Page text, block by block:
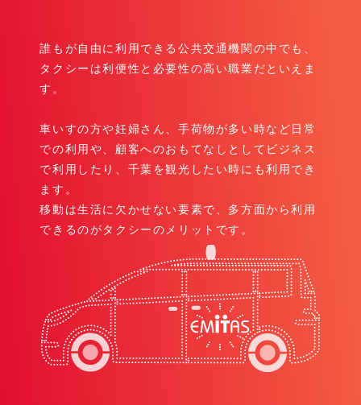
誰もが自由に利用できる公共交通機関の中でも、
タクシーは利便性と必要性の高い職業だといえま
す。
車いすの方や妊婦さん、手荷物が多い時など日常
での利用や、顧客へのおもてなしとしてビジネス
で利用したり、千葉を観光したい時にも利用でき
ます。
移動は生活に欠かせない要素で、多方面から利用
できるのがタクシーのメリットです。